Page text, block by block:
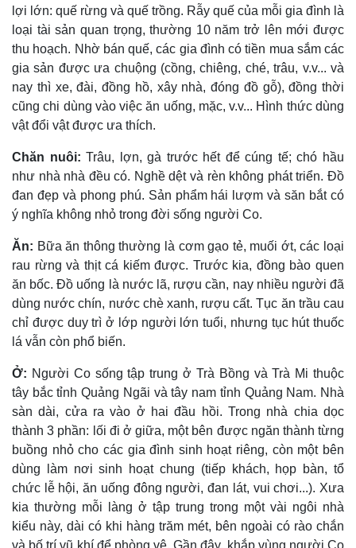
lợi lớn: quế rừng và quế trồng. Rẫy quế của mỗi gia đình là
loại tài sản quan trọng, thường 10 năm trở lên mới được
thu hoạch. Nhờ bán quế, các gia đình có tiền mua sắm các
gia sản được ưa chuộng (cồng, chiêng, ché, trâu, v.v... và
nay thì xe, đài, đồng hồ, xây nhà, đóng đồ gỗ), đồng thời
cũng chi dùng vào việc ăn uống, mặc, v.v... Hình thức dùng
vật đổi vật được ưa thích.
Chăn nuôi:Trâu, lợn, gà trước hết để cúng tế; chó hầu
như nhà nhà đều có. Nghề dệt và rèn không phát triển. Ðồ
đan đẹp và phong phú. Sản phẩm hái lượm và săn bắt có
ý nghĩa không nhỏ trong đời sống người Co.
Ăn: Bữa ăn thông thường là cơm gạo tẻ, muối ớt, các loại
rau rừng và thịt cá kiếm được. Trước kia, đồng bào quen
ăn bốc. Ðồ uống là nước lã, rượu cần, nay nhiều người đã
dùng nước chín, nước chè xanh, rượu cất. Tục ăn trầu cau
chỉ được duy trì ở lớp người lớn tuổi, nhưng tục hút thuốc
lá vẫn còn phổ biến.
Ở: Người Co sống tập trung ở Trà Bồng và Trà Mi thuộc
tây bắc tỉnh Quảng Ngãi và tây nam tỉnh Quảng Nam. Nhà
sàn dài, cửa ra vào ở hai đầu hồi. Trong nhà chia dọc
thành 3 phần: lối đi ở giữa, một bên được ngăn thành từng
buồng nhỏ cho các gia đình sinh hoạt riêng, còn một bên
dùng làm nơi sinh hoạt chung (tiếp khách, họp bàn, tổ
chức lễ hội, ăn uống đông người, đan lát, vui chơi...). Xưa
kia thường mỗi làng ở tập trung trong một vài ngôi nhà
kiểu này, dài có khi hàng trăm mét, bên ngoài có rào chắn